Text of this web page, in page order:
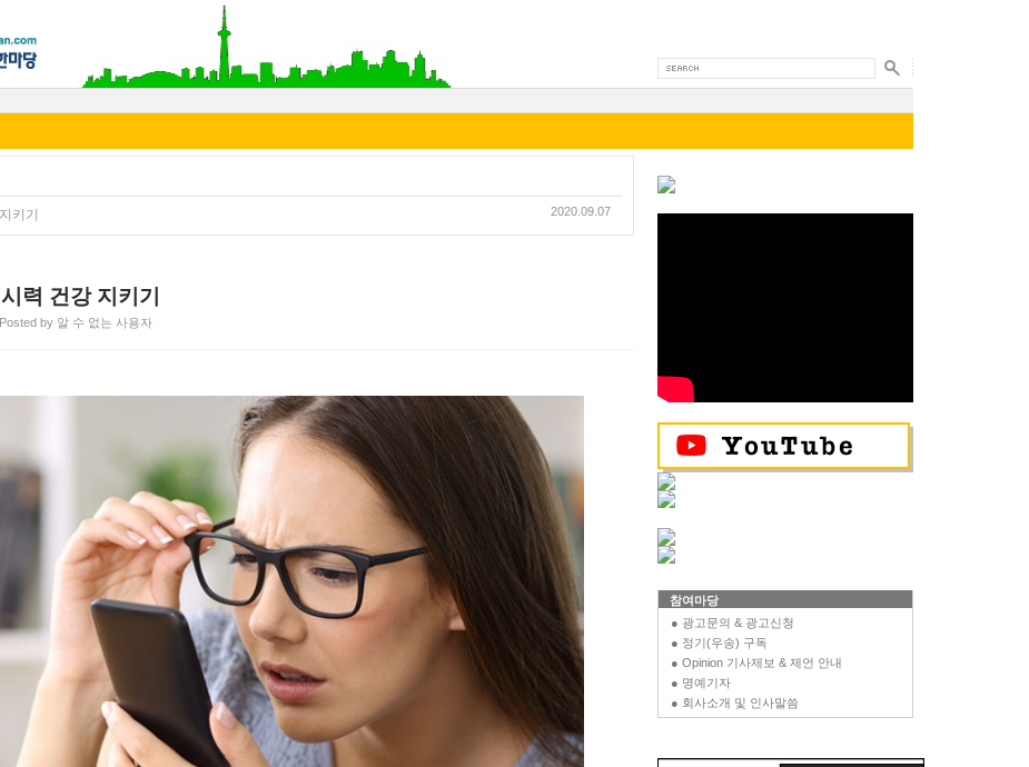
2020.09.07
키기
력 건강 지키기
Posted by 알 수 없는 사용자
참여마당
● 광고문의 & 광고신청
● 정기(우송) 구독
● Opinion 기사제보 & 제언 안내
● 명예기자
● 회사소개 및 인사말씀